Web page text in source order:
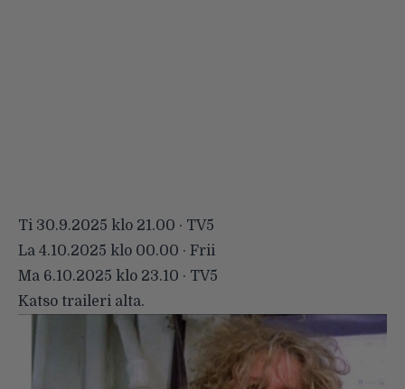
Ti 30.9.2025 klo 21.00 · TV5
La 4.10.2025 klo 00.00 · Frii
Ma 6.10.2025 klo 23.10 · TV5
Katso traileri alta.